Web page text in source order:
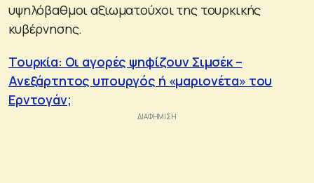
υψηλόβαθμοι αξιωματούχοι της τουρκικής
κυβέρνησης.
Τουρκία: Οι αγορές ψηφίζουν Σιμσέκ –
Ανεξάρτητος υπουργός ή «μαριονέτα» του
Ερντογάν;